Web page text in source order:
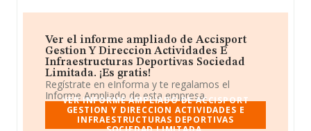
Ver el informe ampliado de Accisport
Gestion Y Direccion Actividades E
Infraestructuras Deportivas Sociedad
Limitada. ¡Es gratis!
Regístrate en eInforma y te regalamos el
Informe Ampliado de esta empresa.
VER INFORME AMPLIADO DE ACCISPORT
GESTION Y DIRECCION ACTIVIDADES E
INFRAESTRUCTURAS DEPORTIVAS